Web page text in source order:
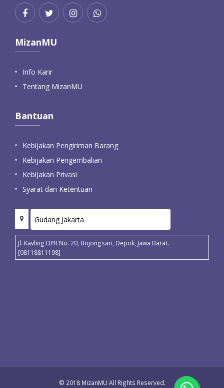
MizanMU
Info Karir
Tentang MizanMU
Bantuan
Kebijakan Pengiriman Barang
Kebijakan Pengembalian
Kebijakan Privasi
Syarat dan Ketentuan
Jl. Kavling DPR No. 20, Bojongsari, Depok, Jawa Barat.
[08118811198]
© 2018 MizanMU All Rights Reserved.